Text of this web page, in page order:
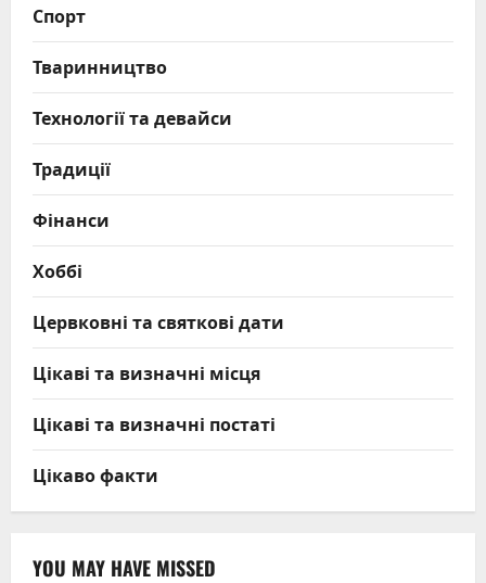
Спорт
Тваринництво
Технології та девайси
Традиції
Фінанси
Хоббі
Цервковні та святкові дати
Цікаві та визначні місця
Цікаві та визначні постаті
Цікаво факти
YOU MAY HAVE MISSED